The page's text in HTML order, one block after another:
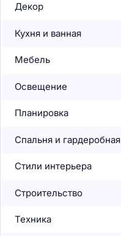
Декор
Кухня и ванная
Мебель
Освещение
Планировка
Спальня и гардеробная
Стили интерьера
Строительство
Техника